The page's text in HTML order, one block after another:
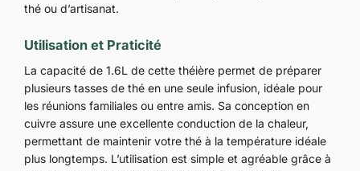
thé ou d’artisanat.
Utilisation et Praticité
La capacité de 1.6L de cette théière permet de préparer
plusieurs tasses de thé en une seule infusion, idéale pour
les réunions familiales ou entre amis. Sa conception en
cuivre assure une excellente conduction de la chaleur,
permettant de maintenir votre thé à la température idéale
plus longtemps. L’utilisation est simple et agréable grâce à